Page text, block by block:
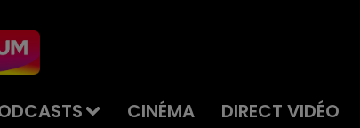
CINÉMA DIRECT VIDÉO